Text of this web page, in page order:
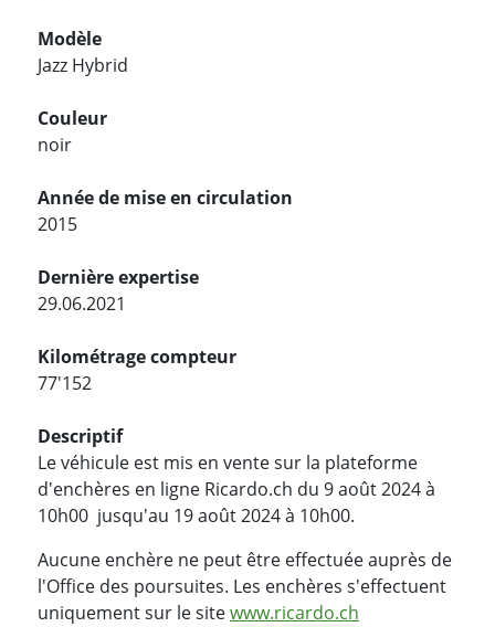
Modèle
Jazz Hybrid
Couleur
noir
Année de mise en circulation
2015
Dernière expertise
29.06.2021
Kilométrage compteur
77'152
Descriptif
Le véhicule est mis en vente sur la plateforme
d'enchères en ligne Ricardo.ch du 9 août 2024 à
10h00 jusqu'au 19 août 2024 à 10h00.
Aucune enchère ne peut être effectuée auprès de
l'Office des poursuites. Les enchères s'effectuent
uniquement sur le sitewww.ricardo.ch